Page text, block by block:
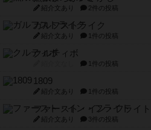
紹介文あり 2件の投稿
ガルフストライク
紹介文あり 1件の投稿
クルティボ
1件の投稿
1809
紹介文あり 1件の投稿
ファースト・イン・フライト
紹介文あり 3件の投稿